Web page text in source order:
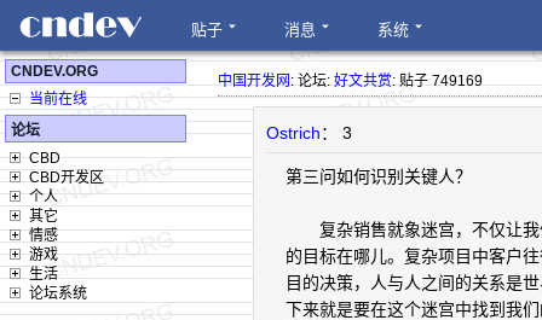
贴子 消息 系统
CNDEV.ORG
当前在线
论坛
CBD
CBD开发区
个人
其它
情感
游戏
生活
论坛系统
中国开发网: 论坛:好文共赏: 贴子 749169
Ostrich： 3
第三问如何识别关键人？
复杂销售就象迷宫，不仅让我
的目标在哪儿。复杂项目中客户
目的决策，人与人之间的关系是
下来就是要在这个迷宫中找到我